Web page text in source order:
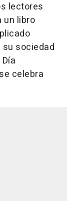
lectores
un libro
sociedad
celebra